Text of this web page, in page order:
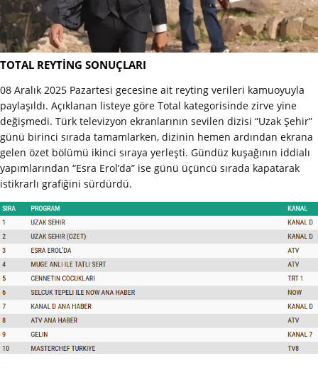
TOTAL REYTİNG SONUÇLARI
08 Aralık 2025 Pazartesi gecesine ait reyting verileri kamuoyuyla
paylaşıldı. Açıklanan listeye göre Total kategorisinde zirve yine
değişmedi. Türk televizyon ekranlarının sevilen dizisi “Uzak Şehir”
günü birinci sırada tamamlarken, dizinin hemen ardından ekrana
gelen özet bölümü ikinci sıraya yerleşti. Gündüz kuşağının iddialı
yapımlarından “Esra Erol’da” ise günü üçüncü sırada kapatarak
istikrarlı grafiğini sürdürdü.